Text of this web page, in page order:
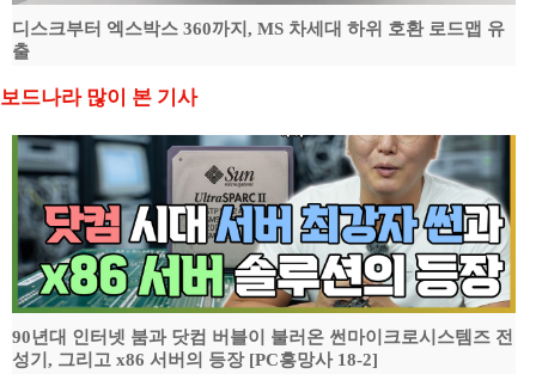
디스크부터 엑스박스 360까지, MS 차세대 하위 호환 로드맵 유
출
보드나라 많이 본 기사
90년대 인터넷 붐과 닷컴 버블이 불러온 썬마이크로시스템즈 전
성기, 그리고 x86 서버의 등장 [PC흥망사 18-2]